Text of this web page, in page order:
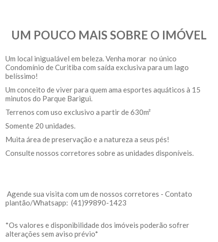
UM POUCO MAIS SOBRE O IMÓVEL
Um local inigualável em beleza. Venha morar no único
Condomínio de Curitiba com saída exclusiva para um lago
belíssimo!
Um conceito de viver para quem ama esportes aquáticos à 15
minutos do Parque Barigui.
Terrenos com uso exclusivo a partir de 630m²
Somente 20 unidades.
Muita área de preservação e a natureza a seus pés!
Consulte nossos corretores sobre as unidades disponíveis.
Agende sua visita com um de nossos corretores - Contato
plantão/Whatsapp: (41)99890-1423
*Os valores e disponibilidade dos imóveis poderão sofrer
alterações sem aviso prévio*